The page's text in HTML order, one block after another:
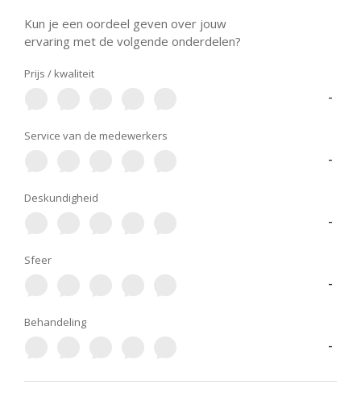
Kun je een oordeel geven over jouw
ervaring met de volgende onderdelen?
Prijs / kwaliteit
-
Service van de medewerkers
-
Deskundigheid
-
Sfeer
-
Behandeling
-